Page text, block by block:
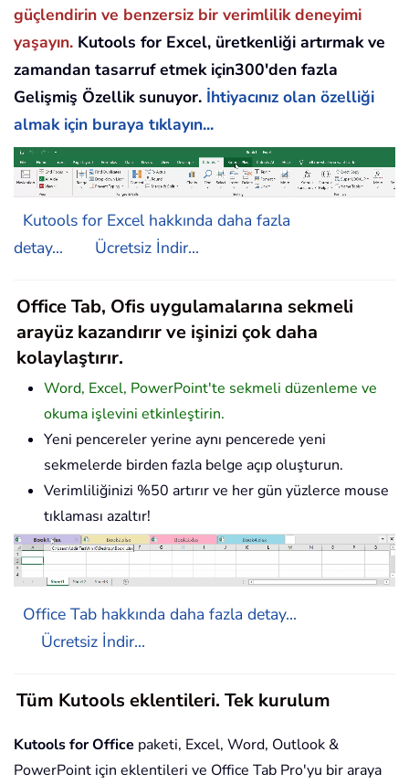
güçlendirin ve benzersiz bir verimlilik deneyimi
yaşayın. Kutools for Excel, üretkenliği artırmak ve
zamandan tasarruf etmek için300'den fazla
Gelişmiş Özellik sunuyor. İhtiyacınız olan özelliği
almak için buraya tıklayın...
Kutools for Excel hakkında daha fazla
detay...
Ücretsiz İndir...
Office Tab, Ofis uygulamalarına sekmeli
arayüz kazandırır ve işinizi çok daha
kolaylaştırır.
Word, Excel, PowerPoint'te sekmeli düzenleme ve
okuma işlevini etkinleştirin.
Yeni pencereler yerine aynı pencerede yeni
sekmelerde birden fazla belge açıp oluşturun.
Verimliliğinizi %50 artırır ve her gün yüzlerce mouse
tıklaması azaltır!
Office Tab hakkında daha fazla detay...
Ücretsiz İndir...
Tüm Kutools eklentileri. Tek kurulum
Kutools for Office paketi, Excel, Word, Outlook &
PowerPoint için eklentileri ve Office Tab Pro'yu bir araya